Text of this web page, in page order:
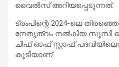
വൈൽസ് അറിയപ്പെടുന്നത്.
ട്രംപിന്റെ 2024-ലെ
നേതൃത്വം നൽകിയ സൂസി
ചീഫ് ഓഫ് സ്റ്റാഫ്
കൂടിയാണ്.